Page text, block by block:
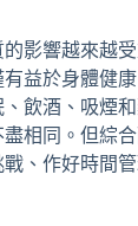
影響越來越
益於身體健
、飲酒、吸煙
相同。但綜
、作好時間